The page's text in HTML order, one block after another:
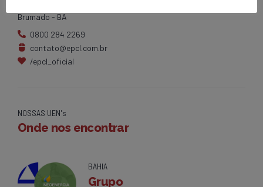
Brumado - BA
0800 284 2269
contato@epcl.com.br
/epcl_oficial
NOSSAS UEN's
Onde nos encontrar
BAHIA
Grupo